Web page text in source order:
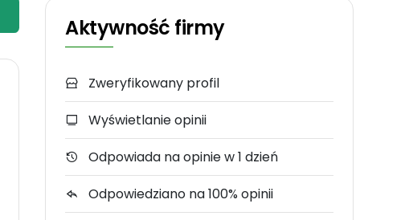
Aktywność firmy
Zweryfikowany profil
Wyświetlanie opinii
Odpowiada na opinie w 1 dzień
Odpowiedziano na 100% opinii